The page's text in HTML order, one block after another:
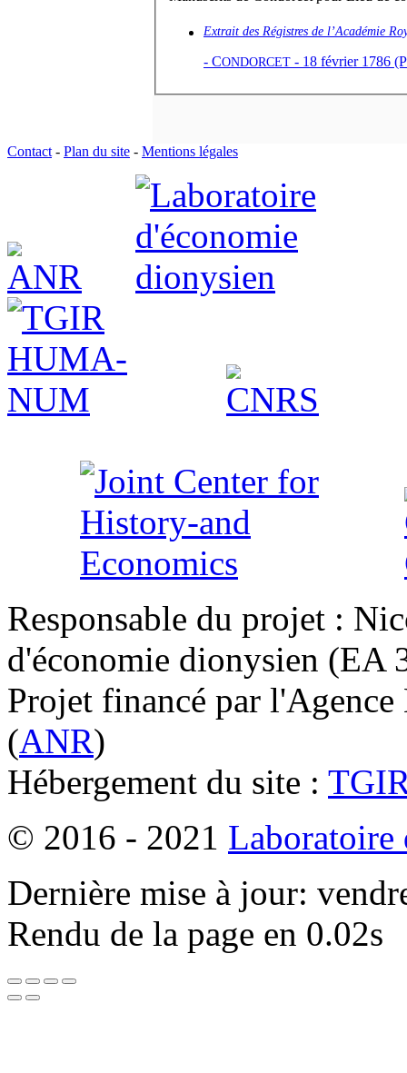
Extrait des Régistres de l’Académie
- CONDORCET - 18 février 1786
Contact - Plan du site - Mentions légales
Responsable du projet :
d'économie dionysien
Projet financé par l'Agence
(ANR)
Hébergement du site :
© 2016 - 2021 Laboratoire
Dernière mise à jour:
Rendu de la page en 0.02s